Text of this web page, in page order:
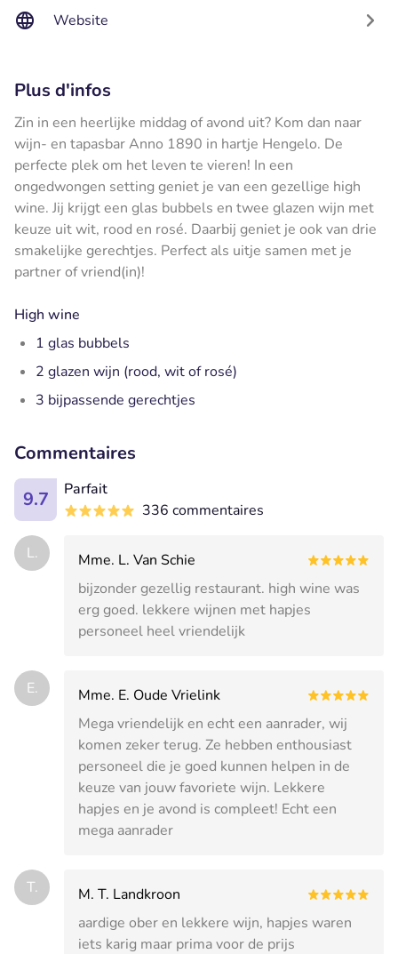
Website
Plus d'infos
Zin in een heerlijke middag of avond uit? Kom dan naar
wijn- en tapasbar Anno 1890 in hartje Hengelo. De
perfecte plek om het leven te vieren! In een
ongedwongen setting geniet je van een gezellige high
wine. Jij krijgt een glas bubbels en twee glazen wijn met
keuze uit wit, rood en rosé. Daarbij geniet je ook van drie
smakelijke gerechtjes. Perfect als uitje samen met je
partner of vriend(in)!
High wine
1 glas bubbels
2 glazen wijn (rood, wit of rosé)
3 bijpassende gerechtjes
Commentaires
9.7
Parfait
336 commentaires
L.
Mme. L. Van Schie
bijzonder gezellig restaurant. high wine was
erg goed. lekkere wijnen met hapjes
personeel heel vriendelijk
E.
Mme. E. Oude Vrielink
Mega vriendelijk en echt een aanrader, wij
komen zeker terug. Ze hebben enthousiast
personeel die je goed kunnen helpen in de
keuze van jouw favoriete wijn. Lekkere
hapjes en je avond is compleet! Echt een
mega aanrader
T.
M. T. Landkroon
aardige ober en lekkere wijn, hapjes waren
iets karig maar prima voor de prijs